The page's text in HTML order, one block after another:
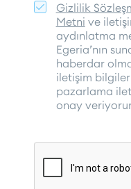
Gizlilik
Metni ve
aydınlatma
Egeria’nın
haberdar
iletişim
pazarlama
onay